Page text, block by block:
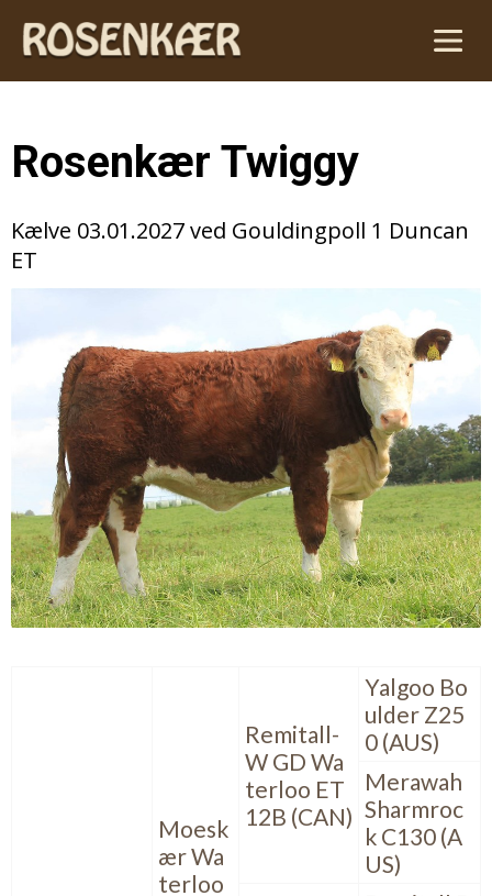
Rosenkær Twiggy
Kælve 03.01.2027 ved Gouldingpoll 1 Duncan
ET
Moesk
ær Wa
terloo
Remitall-
W GD Wa
terloo ET
12B (CAN)
Yalgoo Bo
ulder Z25
0 (AUS)
Merawah
Sharmroc
k C130 (A
US)